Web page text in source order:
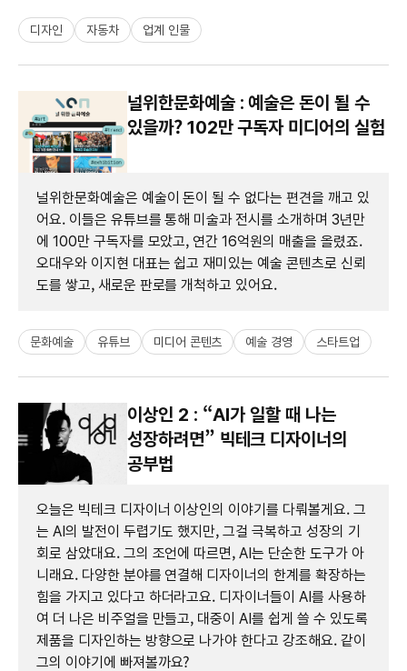
디자인 자동차 업계 인물
널위한문화예술 : 예술은 돈이 될 수
있을까? 102만 구독자 미디어의 실험
널위한문화예술은 예술이 돈이 될 수 없다는 편견을 깨고 있
어요. 이들은 유튜브를 통해 미술과 전시를 소개하며 3년만
에 100만 구독자를 모았고, 연간 16억원의 매출을 올렸죠.
오대우와 이지현 대표는 쉽고 재미있는 예술 콘텐츠로 신뢰
도를 쌓고, 새로운 판로를 개척하고 있어요.
문화예술 유튜브 미디어 콘텐츠 예술 경영 스타트업
이상인 2 : “AI가 일할 때 나는
성장하려면” 빅테크 디자이너의
공부법
오늘은 빅테크 디자이너 이상인의 이야기를 다뤄볼게요. 그
는 AI의 발전이 두렵기도 했지만, 그걸 극복하고 성장의 기
회로 삼았대요. 그의 조언에 따르면, AI는 단순한 도구가 아
니래요. 다양한 분야를 연결해 디자이너의 한계를 확장하는
힘을 가지고 있다고 하더라고요. 디자이너들이 AI를 사용하
여 더 나은 비주얼을 만들고, 대중이 AI를 쉽게 쓸 수 있도록
제품을 디자인하는 방향으로 나가야 한다고 강조해요. 같이
그의 이야기에 빠져볼까요?